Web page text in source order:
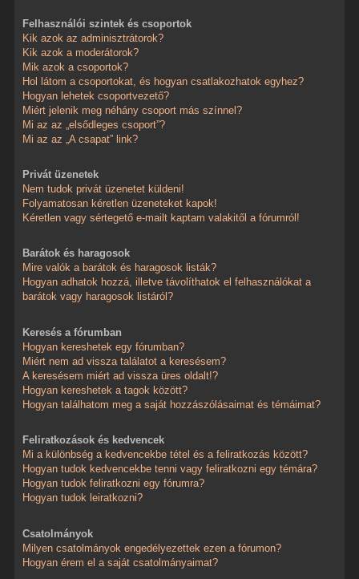
Felhasználói szintek és csoportok
Kik azok az adminisztrátorok?
Kik azok a moderátorok?
Mik azok a csoportok?
Hol látom a csoportokat, és hogyan csatlakozhatok egyhez?
Hogyan lehetek csoportvezető?
Miért jelenik meg néhány csoport más színnel?
Mi az az „elsődleges csoport”?
Mi az az „A csapat” link?
Privát üzenetek
Nem tudok privát üzenetet küldeni!
Folyamatosan kéretlen üzeneteket kapok!
Kéretlen vagy sértegető e-mailt kaptam valakitől a fórumról!
Barátok és haragosok
Mire valók a barátok és haragosok listák?
Hogyan adhatok hozzá, illetve távolíthatok el felhasználókat a
barátok vagy haragosok listáról?
Keresés a fórumban
Hogyan kereshetek egy fórumban?
Miért nem ad vissza találatot a keresésem?
A keresésem miért ad vissza üres oldalt!?
Hogyan kereshetek a tagok között?
Hogyan találhatom meg a saját hozzászólásaimat és témáimat?
Feliratkozások és kedvencek
Mi a különbség a kedvencekbe tétel és a feliratkozás között?
Hogyan tudok kedvencekbe tenni vagy feliratkozni egy témára?
Hogyan tudok feliratkozni egy fórumra?
Hogyan tudok leiratkozni?
Csatolmányok
Milyen csatolmányok engedélyezettek ezen a fórumon?
Hogyan érem el a saját csatolmányaimat?